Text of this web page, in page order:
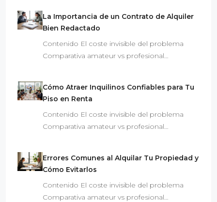
La Importancia de un Contrato de Alquiler
Bien Redactado
Contenido El coste invisible del problema
Comparativa amateur vs profesional…
Cómo Atraer Inquilinos Confiables para Tu
Piso en Renta
Contenido El coste invisible del problema
Comparativa amateur vs profesional…
Errores Comunes al Alquilar Tu Propiedad y
Cómo Evitarlos
Contenido El coste invisible del problema
Comparativa amateur vs profesional…